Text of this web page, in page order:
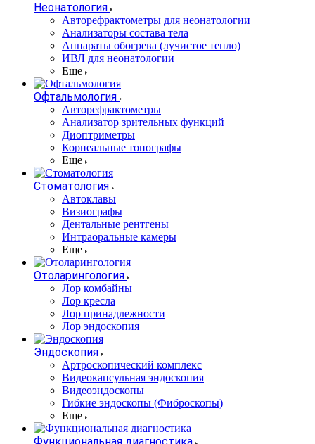
Неонатология
Авторефрактометры для неонатологии
Анализаторы состава тела
Аппараты обогрева (лучистое тепло)
ИВЛ для неонатологии
Еще
Офтальмология
Авторефрактометры
Анализатор зрительных функций
Диоптриметры
Корнеальные топографы
Еще
Стоматология
Автоклавы
Визиографы
Дентальные рентгены
Интраоральные камеры
Еще
Отоларингология
Лор комбайны
Лор кресла
Лор принадлежности
Лор эндоскопия
Эндоскопия
Артроскопический комплекс
Видеокапсульная эндоскопия
Видеоэндоскопы
Гибкие эндоскопы (Фиброcкопы)
Еще